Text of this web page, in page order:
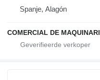
Spanje, Alagón
COMERCIAL DE